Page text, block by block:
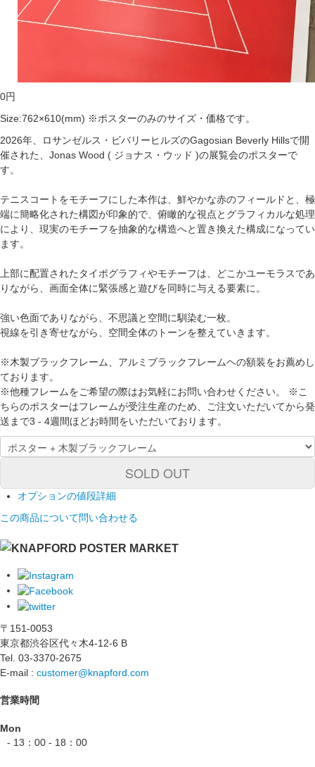
0円
Size:762×610(mm) ※ポスターのみのサイズ・価格です。
2026年、ロサンゼルス・ビバリーヒルズのGagosian Beverly Hillsで開
催された、Jonas Wood ( ジョナス・ウッド )の展覧会のポスターで
す。
テニスコートをモチーフにした本作は、鮮やかな赤のフィールドと、極
端に簡略化された構図が印象的で、俯瞰的な視点とグラフィカルな処理
により、現実のモチーフを抽象的な構造へと置き換えた構成になってい
ます。
上部に配置されたタイポグラフィやモチーフは、どこかユーモラスであ
りながら、画面全体に緊張感と遊びを同時に与える要素に。
強い色面でありながら、不思議と空間に馴染む一枚。
視線を引き寄せながら、空間全体のトーンを整えていきます。
※木製ブラックフレーム、アルミブラックフレームヘの額装をお薦めし
ております。
※他種フレームをご希望の際はお気軽にお問い合わせください。 ※こ
ちらのポスターはフレームが受注生産のため、ご注文いただいてから発
送まで3 - 4週間ほどお時間をいただいております。
SOLD OUT
オプションの値段詳細
この商品について問い合わせる
〒151-0053
東京都渋谷区代々木4-12-6 B
Tel. 03-3370-2675
E-mail : customer@knapford.com
営業時間
Mon
- 13：00 - 18：00